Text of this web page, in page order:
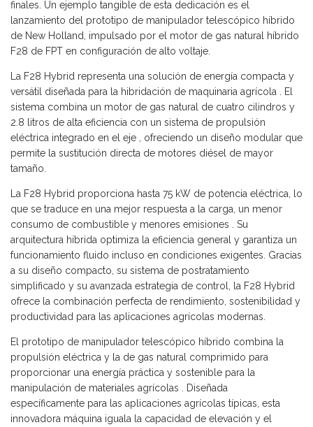
finales. Un ejemplo tangible de esta dedicación es el
lanzamiento del prototipo de manipulador telescópico híbrido
de New Holland, impulsado por el motor de gas natural híbrido
F28 de FPT en configuración de alto voltaje.
La F28 Hybrid representa una solución de energía compacta y
versátil diseñada para la hibridación de maquinaria agrícola . El
sistema combina un motor de gas natural de cuatro cilindros y
2.8 litros de alta eficiencia con un sistema de propulsión
eléctrica integrado en el eje , ofreciendo un diseño modular que
permite la sustitución directa de motores diésel de mayor
tamaño.
La F28 Hybrid proporciona hasta 75 kW de potencia eléctrica, lo
que se traduce en una mejor respuesta a la carga, un menor
consumo de combustible y menores emisiones . Su
arquitectura híbrida optimiza la eficiencia general y garantiza un
funcionamiento fluido incluso en condiciones exigentes. Gracias
a su diseño compacto, su sistema de postratamiento
simplificado y su avanzada estrategia de control, la F28 Hybrid
ofrece la combinación perfecta de rendimiento, sostenibilidad y
productividad para las aplicaciones agrícolas modernas.
El prototipo de manipulador telescópico híbrido combina la
propulsión eléctrica y la de gas natural comprimido para
proporcionar una energía práctica y sostenible para la
manipulación de materiales agrícolas . Diseñada
específicamente para las aplicaciones agrícolas típicas, esta
innovadora máquina iguala la capacidad de elevación y el